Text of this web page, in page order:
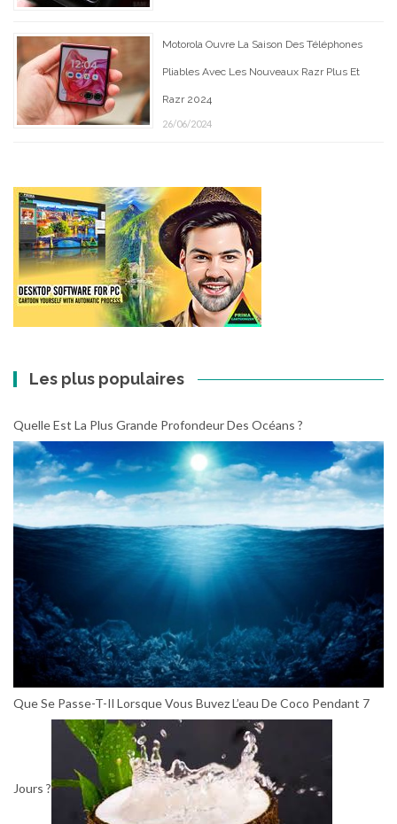
Motorola Ouvre La Saison Des Téléphones
Pliables Avec Les Nouveaux Razr Plus Et
Razr 2024
26/06/2024
Les plus populaires
Quelle Est La Plus Grande Profondeur Des Océans ?
Que Se Passe-T-Il Lorsque Vous Buvez L’eau De Coco Pendant 7
Jours ?